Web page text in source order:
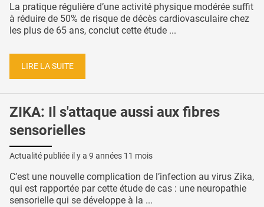
La pratique régulière d’une activité physique modérée suffit
à réduire de 50% de risque de décès cardiovasculaire chez
les plus de 65 ans, conclut cette étude ...
LIRE LA SUITE
ZIKA: Il s'attaque aussi aux fibres
sensorielles
Actualité publiée il y a 9 années 11 mois
C’est une nouvelle complication de l’infection au virus Zika,
qui est rapportée par cette étude de cas : une neuropathie
sensorielle qui se développe à la ...